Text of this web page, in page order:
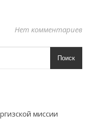
Нет комментариев
Поиск
миссии